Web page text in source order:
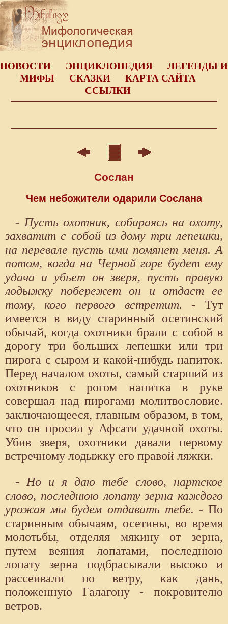
НОВОСТИ ЭНЦИКЛОПЕДИЯ
ЛЕГЕНДЫ И
МИФЫ
СКАЗКИ
КАРТА САЙТА
ССЫЛКИ
Сослан
Чем небожители одарили Сослана
- Пусть охотник, собираясь на охоту,
захватит с собой из дому три лепешки,
на перевале пусть ими помянет меня. А
потом, когда на Черной горе будет ему
удача и убьет он зверя, пусть правую
лодыжку побережет он и отдаст ее
тому, кого первого встретит. - Тут
имеется в виду старинный осетинский
обычай, когда охотники брали с собой в
дорогу три больших лепешки или три
пирога с сыром и какой-нибудь напиток.
Перед началом охоты, самый старший из
охотников с рогом напитка в руке
совершал над пирогами молитвословие.
заключающееся, главным образом, в том,
что он просил у Афсати удачной охоты.
Убив зверя, охотники давали первому
встречному лодыжку его правой ляжки.
- Но и я даю тебе слово, нартское
слово, последнюю лопату зерна каждого
урожая мы будем отдавать тебе. - По
старинным обычаям, осетины, во время
молотьбы, отделяя мякину от зерна,
путем веяния лопатами, последнюю
лопату зерна подбрасывали высоко и
рассеивали по ветру, как дань,
положенную Галагону - покровителю
ветров.